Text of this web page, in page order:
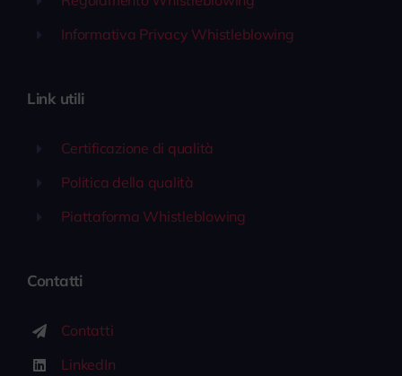
Informativa Privacy Whistleblowing
Link utili
Certificazione di qualità
Politica della qualità
Piattaforma Whistleblowing
Contatti
Contatti
LinkedIn